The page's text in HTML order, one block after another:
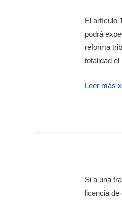
El artículo
podrá
reforma
totalidad
Leer más »
Si a una
licencia de